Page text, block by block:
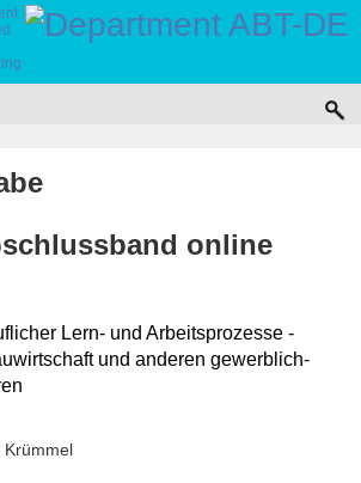
online
Lern- und Arbeitsprozesse -
und anderen gewerblich-
Krümmel